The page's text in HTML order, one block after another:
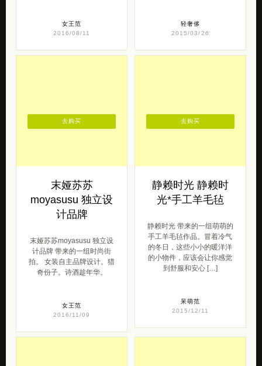
女王范
2016/08/11
轻奢侈
2015/03/26
末娅苏苏
moyasusu 独立设
计品牌
末娅苏苏moyasusu 独立设
计品牌 带来的一组时尚街
拍。 女装自主品牌设计。猎
奇份子。诗酒趁年华。
女王范
2016/11/09
去购买
静赖时光 静赖时
光*手工羊毛毡
静赖时光 带来的一组萌萌的
手工羊毛毡作品。冒着冷气
的冬日，这些小小的暖洋洋
的小物件，应该会让你感觉
到舒服和安心 […]
呆萌范
2015/12/11
去购买